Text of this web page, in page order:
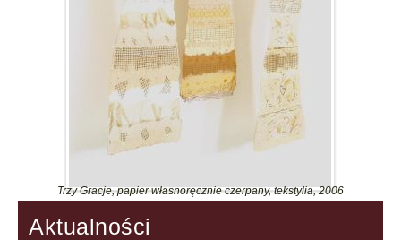
Trzy Gracje, papier własnoręcznie czerpany, tekstylia, 2006
Aktualności